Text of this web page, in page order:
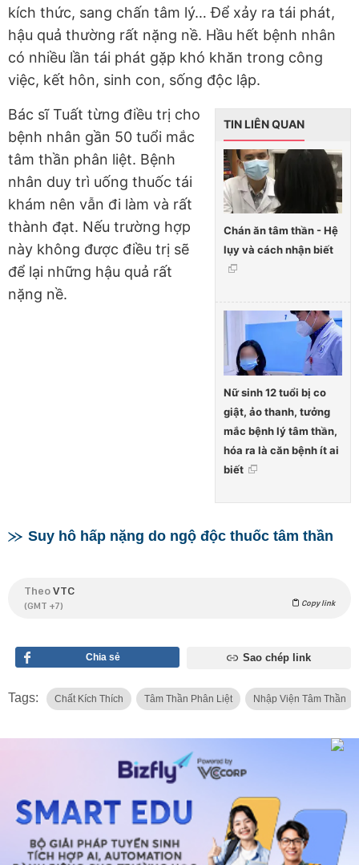
kích thức, sang chấn tâm lý… Để xảy ra tái phát,
hậu quả thường rất nặng nề. Hầu hết bệnh nhân
có nhiều lần tái phát gặp khó khăn trong công
việc, kết hôn, sinh con, sống độc lập.
TIN LIÊN QUAN
Chán ăn tâm thần - Hệ
lụy và cách nhận biết
Nữ sinh 12 tuổi bị co
giật, ảo thanh, tưởng
mắc bệnh lý tâm thần,
hóa ra là căn bệnh ít ai
biết
Bác sĩ Tuất từng điều trị cho
bệnh nhân gần 50 tuổi mắc
tâm thần phân liệt. Bệnh
nhân duy trì uống thuốc tái
khám nên vẫn đi làm và rất
thành đạt. Nếu trường hợp
này không được điều trị sẽ
để lại những hậu quả rất
nặng nề.
Suy hô hấp nặng do ngộ độc thuốc tâm thần
TheoVTC
(GMT +7) Copy link
Chia sẻ Sao chép link
Tags: Chất Kích Thích Tâm Thần Phân Liệt Nhập Viện Tâm Thần